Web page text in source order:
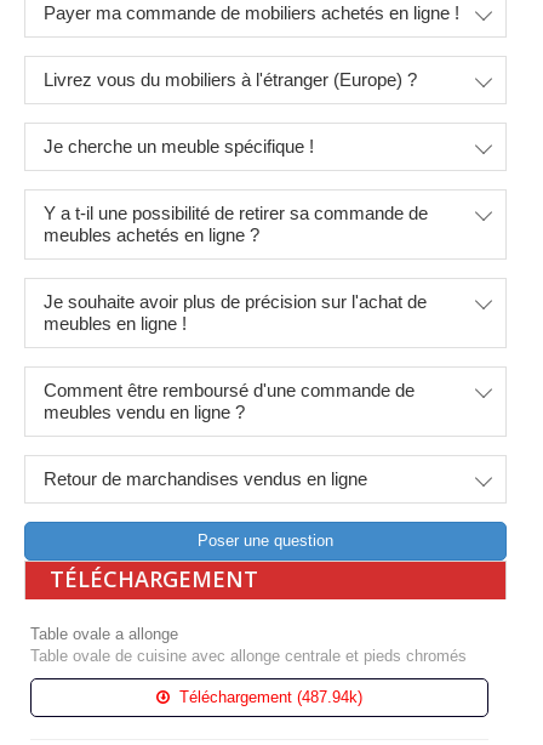
Payer ma commande de mobiliers achetés en ligne !
Livrez vous du mobiliers à l'étranger (Europe) ?
Je cherche un meuble spécifique !
Y a t-il une possibilité de retirer sa commande de
meubles achetés en ligne ?
Je souhaite avoir plus de précision sur l'achat de
meubles en ligne !
Comment être remboursé d'une commande de
meubles vendu en ligne ?
Retour de marchandises vendus en ligne
Poser une question
TÉLÉCHARGEMENT
Table ovale a allonge
Table ovale de cuisine avec allonge centrale et pieds chromés
Téléchargement (487.94k)